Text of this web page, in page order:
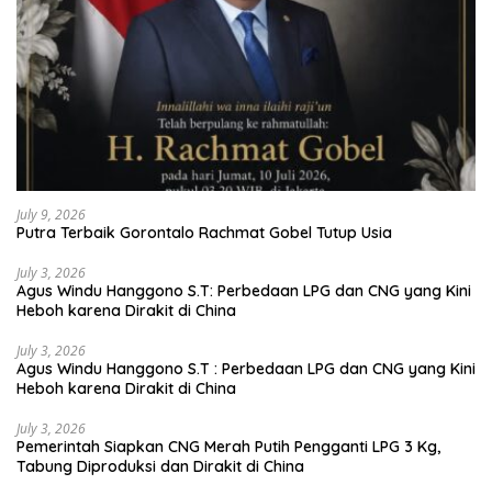
July 9, 2026
Putra Terbaik Gorontalo Rachmat Gobel Tutup Usia
July 3, 2026
Agus Windu Hanggono S.T: Perbedaan LPG dan CNG yang Kini
Heboh karena Dirakit di China
July 3, 2026
Agus Windu Hanggono S.T : Perbedaan LPG dan CNG yang Kini
Heboh karena Dirakit di China
July 3, 2026
Pemerintah Siapkan CNG Merah Putih Pengganti LPG 3 Kg,
Tabung Diproduksi dan Dirakit di China